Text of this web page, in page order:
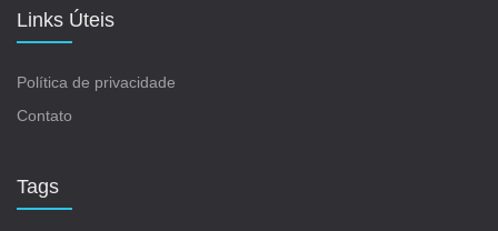
Links Úteis
Política de privacidade
Contato
Tags